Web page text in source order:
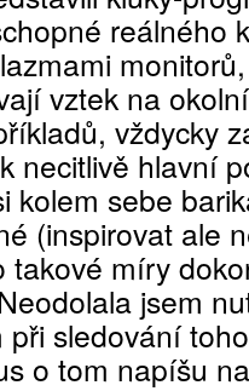
reálného
vztek na
vždycky
necitlivě hlavní
kolem sebe
(inspirovat ale
míry
jsem
sledování
o tom napíšu